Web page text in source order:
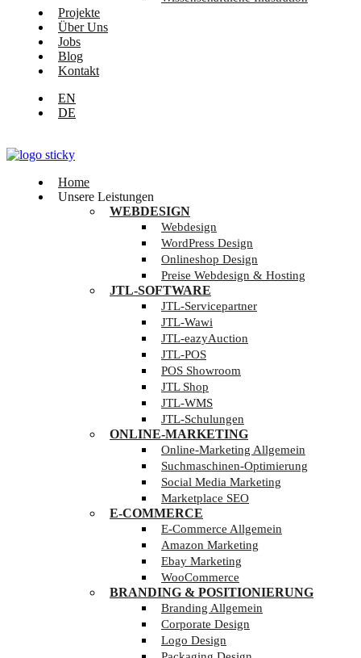
Projekte
Über Uns
Jobs
Blog
Kontakt
EN
DE
Home
Unsere Leistungen
WEBDESIGN
Webdesign
WordPress Design
Onlineshop Design
Preise Webdesign & Hosting
JTL-SOFTWARE
JTL-Servicepartner
JTL-Wawi
JTL-eazyAuction
JTL-POS
POS Showroom
JTL Shop
JTL-WMS
JTL-Schulungen
ONLINE-MARKETING
Online-Marketing Allgemein
Suchmaschinen-Optimierung
Social Media Marketing
Marketplace SEO
E-COMMERCE
E-Commerce Allgemein
Amazon Marketing
Ebay Marketing
WooCommerce
BRANDING & POSITIONIERUNG
Branding Allgemein
Corporate Design
Logo Design